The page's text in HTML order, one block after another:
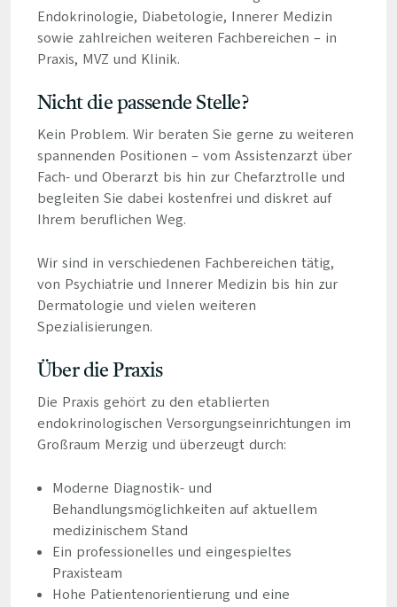
Endokrinologie, Diabetologie, Innerer Medizin
sowie zahlreichen weiteren Fachbereichen – in
Praxis, MVZ und Klinik.
Nicht die passende Stelle?
Kein Problem. Wir beraten Sie gerne zu weiteren
spannenden Positionen – vom Assistenzarzt über
Fach- und Oberarzt bis hin zur Chefarztrolle und
begleiten Sie dabei kostenfrei und diskret auf
Ihrem beruflichen Weg.
Wir sind in verschiedenen Fachbereichen tätig,
von Psychiatrie und Innerer Medizin bis hin zur
Dermatologie und vielen weiteren
Spezialisierungen.
Über die Praxis
Die Praxis gehört zu den etablierten
endokrinologischen Versorgungseinrichtungen im
Großraum Merzig und überzeugt durch:
Moderne Diagnostik- und
Behandlungsmöglichkeiten auf aktuellem
medizinischem Stand
Ein professionelles und eingespieltes
Praxisteam
Hohe Patientenorientierung und eine